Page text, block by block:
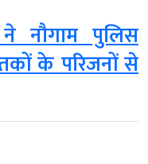
नौगाम पुलिस
के परिजनों से